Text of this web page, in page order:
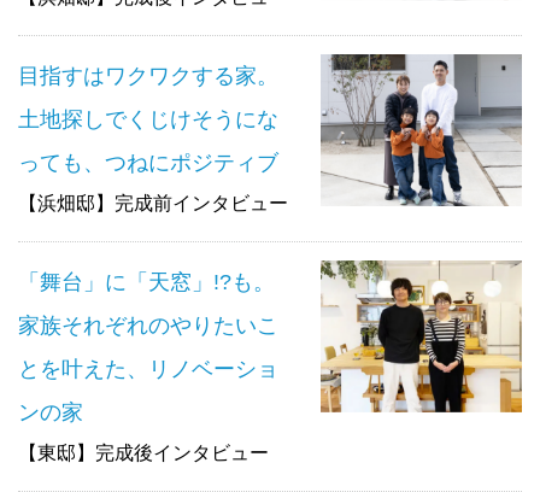
目指すはワクワクする家。
土地探しでくじけそうにな
っても、つねにポジティブ
【浜畑邸】完成前インタビュー
「舞台」に「天窓」!?も。
家族それぞれのやりたいこ
とを叶えた、リノベーショ
ンの家
【東邸】完成後インタビュー